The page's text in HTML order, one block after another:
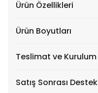
Ürün Özellikleri
Ürün Boyutları
Teslimat ve Kurulum
Satış Sonrası Destek